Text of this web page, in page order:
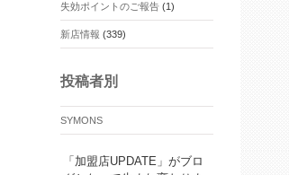
失効ポイントのご報告(1)
新店情報 (339)
投稿者別
SYMONS
「加盟店UPDATE」がブロ